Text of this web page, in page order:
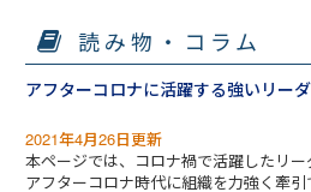
読み物・コラム
アフターコロナに活躍する強いリー
2021年4月26日更新
本ページでは、コロナ禍で活躍したリー
アフターコロナ時代に組織を力強く牽